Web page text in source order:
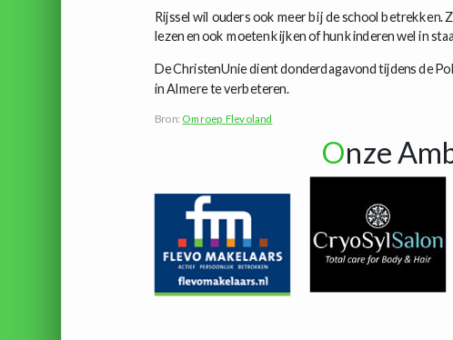
Rijssel wil ouders ook meer bij de school betrekken.
lezen en ook moeten kijken of hun kinderen wel in
De ChristenUnie dient donderdagavond tijdens de
in Almere te verbeteren.
Bron: Omroep Flevoland
Onze